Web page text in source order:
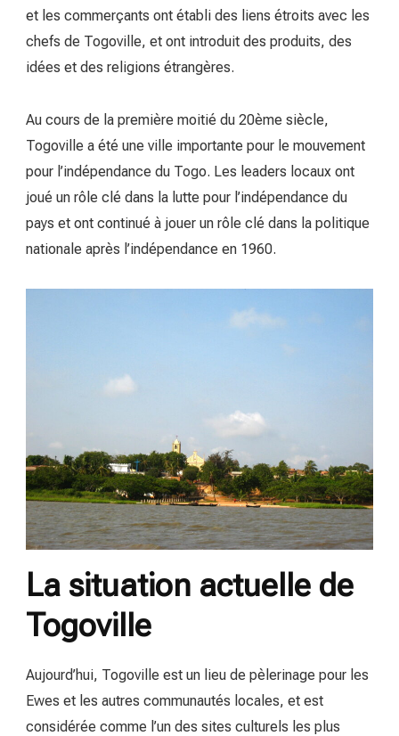
et les commerçants ont établi des liens étroits avec les
chefs de Togoville, et ont introduit des produits, des
idées et des religions étrangères.
Au cours de la première moitié du 20ème siècle,
Togoville a été une ville importante pour le mouvement
pour l’indépendance du Togo. Les leaders locaux ont
joué un rôle clé dans la lutte pour l’indépendance du
pays et ont continué à jouer un rôle clé dans la politique
nationale après l’indépendance en 1960.
La situation actuelle de
Togoville
Aujourd’hui, Togoville est un lieu de pèlerinage pour les
Ewes et les autres communautés locales, et est
considérée comme l’un des sites culturels les plus